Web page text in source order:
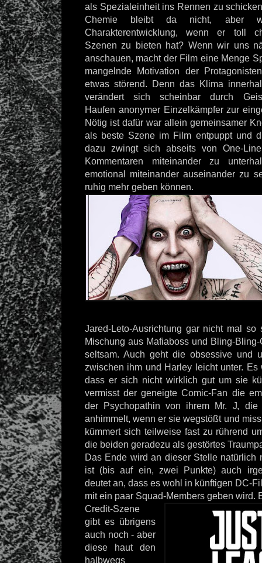
als Spezialeinheit ins Rennen zu
Chemie bleibt da nicht, aber
Charakterentwicklung, wenn er toll
Szenen zu bieten hat? Wenn wir uns
anschauen, macht der Film eine Menge
mangelnde Motivation der
etwas störend. Denn das Klima
verändert sich scheinbar durch
Haufen anonymer Einzelkämpfer zur
Nötig ist dafür war allein gemeinsamer
als beste Szene im Film entpuppt und
dazu zwingt sich abseits von One-
Kommentaren miteinander zu
emotional miteinander auseinander zu
ruhig mehr geben können.
Jared-Leto-Ausrichtung gar nicht mal so
Mischung aus Mafiaboss und Bling-
seltsam. Auch geht die obsessive und
zwischen ihm und Harley leicht unter. Es
dass er sich nicht wirklich gut um sie
vermisst der geneigte Comic-Fan die
der Psychopathin von ihrem Mr. J,
anhimmelt, wenn er sie wegstößt und
kümmert sich teilweise fast zu rührend
die beiden geradezu als gestörtes
Das Ende wird an dieser Stelle natürlich
ist (bis auf ein, zwei Punkte) auch
deutet an, dass es wohl in künftigen DC-
mit ein paar Squad-Members geben wird.
Credit-Szene
gibt es übrigens
auch noch - aber
diese haut den
halbwegs